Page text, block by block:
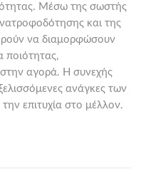
Μέσω της σωστής
και της
να διαμορφώσουν
ποιότητας,
στην αγορά. Η συνεχής
ανάγκες των
επιτυχία στο μέλλον.